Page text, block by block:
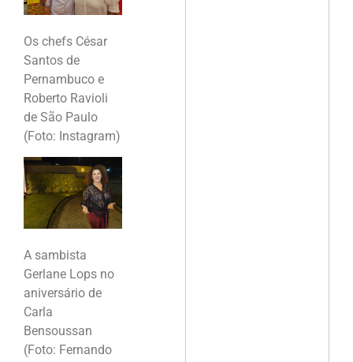
Os chefs César
Santos de
Pernambuco e
Roberto Ravioli
de São Paulo
(Foto: Instagram)
A sambista
Gerlane Lops no
aniversário de
Carla
Bensoussan
(Foto: Fernando